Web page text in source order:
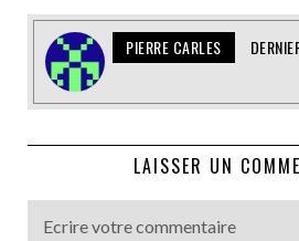
PIERRE CARLES
LAISSER UN